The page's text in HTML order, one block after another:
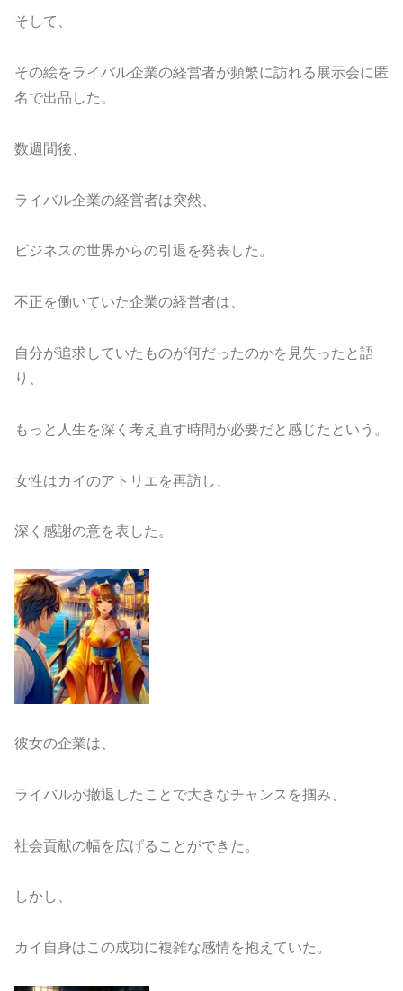
そして、
その絵をライバル企業の経営者が頻繁に訪れる展示会に匿
名で出品した。
数週間後、
ライバル企業の経営者は突然、
ビジネスの世界からの引退を発表した。
不正を働いていた企業の経営者は、
自分が追求していたものが何だったのかを見失ったと語
り、
もっと人生を深く考え直す時間が必要だと感じたという。
女性はカイのアトリエを再訪し、
深く感謝の意を表した。
彼女の企業は、
ライバルが撤退したことで大きなチャンスを掴み、
社会貢献の幅を広げることができた。
しかし、
カイ自身はこの成功に複雑な感情を抱えていた。